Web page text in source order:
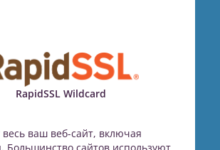
RapidSSL Wildcard
ваш веб-сайт, включая
Большинство сайтов используют